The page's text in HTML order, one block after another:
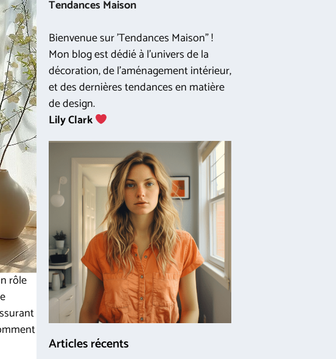
rôle
Tendances Maison
Bienvenue sur 'Tendances Maison" !
Mon blog est dédié à l'univers de la
décoration, de l'aménagement intérieur,
et des dernières tendances en matière
de design.
Lily Clark
Articles récents